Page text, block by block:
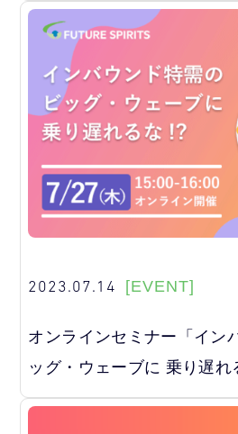
2023.07.14 [EVENT]
オンラインセミナー「イン
ッグ・ウェーブに 乗り遅れ